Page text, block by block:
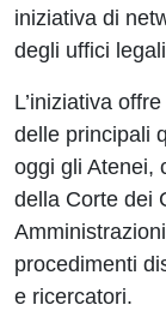
iniziativa di
degli uffici
L’iniziativa
delle principali
oggi gli Atenei,
della Corte dei
procedimenti
e ricercatori.